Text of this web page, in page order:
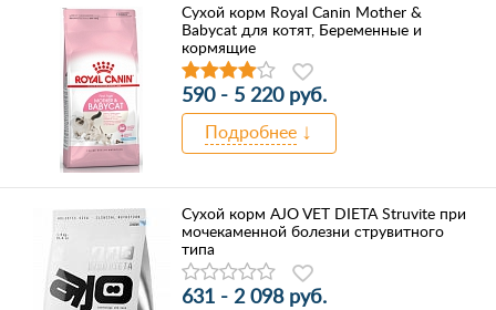
Сухой корм Royal Canin Mother &
Babycat для котят, Беременные и
кормящие
590 - 5 220 руб.
Подробнее
Сухой корм AJO VET DIETA Struvite при
мочекаменной болезни струвитного
типа
631 - 2 098 руб.